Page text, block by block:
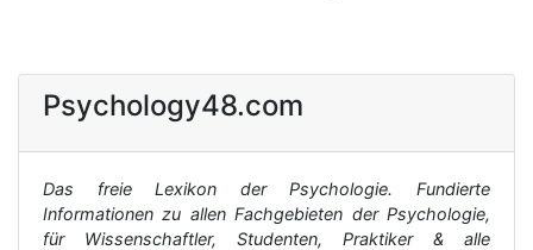
Psychology48.com
Das freie Lexikon der Psychologie. Fundierte
Informationen zu allen Fachgebieten der Psychologie,
für Wissenschaftler, Studenten, Praktiker & alle